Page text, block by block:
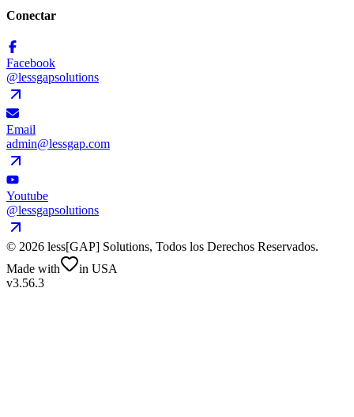
Conectar
Facebook
@lessgapsolutions
Email
admin@lessgap.com
Youtube
@lessgapsolutions
© 2026 less[GAP] Solutions, Todos los Derechos Reservados.
Made with
in USA
v3.56.3